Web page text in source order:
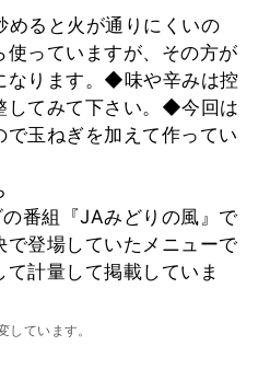
ると火が通りにくいの
っていますが、その方が
なります。◆味や辛みは控
してみて下さい。◆今回は
玉ねぎを加えて作ってい
番組『JAみどりの風』で
で登場していたメニューで
計量して掲載していま
ています。